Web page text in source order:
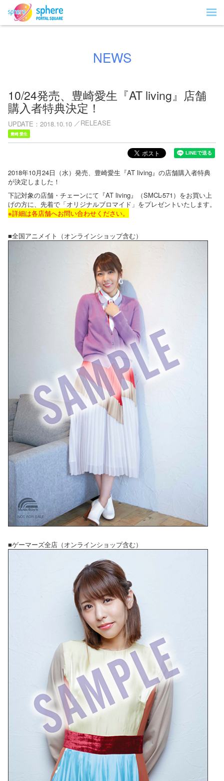
NEWS
10/24発売、豊崎愛生『AT living』店舗
購入者特典決定！
UPDATE 2018.10.10 RELEASE
豊崎 愛生
2018年10月24日（水）発売、豊崎愛生『AT living』の店舗購入者特典
が決定しました！
下記対象の店舗・チェーンにて『AT living』（SMCL-571）をお買い上
げの方に、先着で「オリジナルブロマイド」をプレゼントいたします。
※詳細は各店舗へお問い合わせください。
■全国アニメイト（オンラインショップ含む）
■ゲーマーズ全店（オンラインショップ含む）